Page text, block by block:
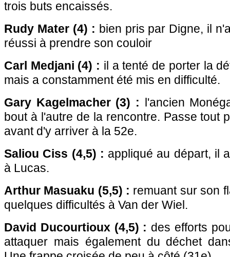
trois buts encaissés.
Rudy Mater (4) : bien pris par Digne, il
réussi à prendre son couloir
Carl Medjani (4) : il a tenté de porter la
mais a constamment été mis en difficulté.
Gary Kagelmacher (3) : l'ancien
bout à l'autre de la rencontre. Passe tout
avant d'y arriver à la 52e.
Saliou Ciss (4,5) : appliqué au départ, il
à Lucas.
Arthur Masuaku (5,5) : remuant sur son
quelques difficultés à Van der Wiel.
David Ducourtioux (4,5) : des efforts
attaquer mais également du déchet